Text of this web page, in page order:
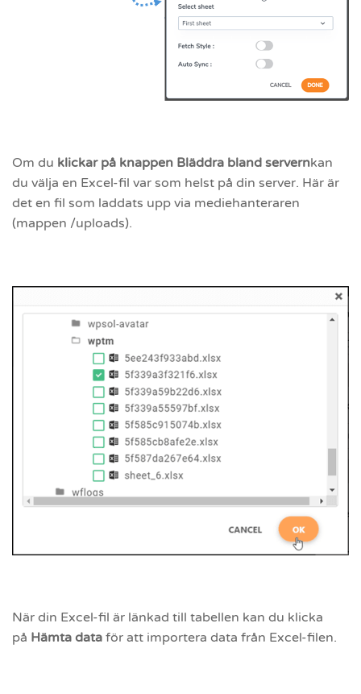
Om du klickar på knappen Bläddra bland servernkan
du välja en Excel-fil var som helst på din server. Här är
det en fil som laddats upp via mediehanteraren
(mappen /uploads).
När din Excel-fil är länkad till tabellen kan du klicka
på Hämta data för att importera data från Excel-filen.